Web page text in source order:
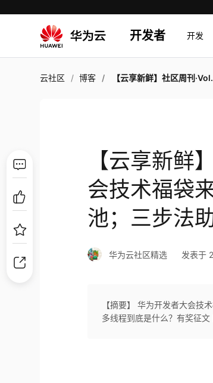
开发者 开发
云社区 博客 【云享新鲜】社区周刊·Vol.7- 华为开发者大会技术福袋来了；一文带你搞
【云享新鲜
会技术福袋
池；三步法
华为云社区精选 发表于
【摘要】 华为开发者大会技
多线程到底是什么？有奖征